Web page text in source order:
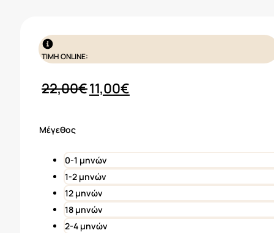
ΤΙΜΗ ONLINE:
22,00€Original
11,00€
Μέγεθος
0-1 μηνών
1-2 μηνών
12 μηνών
18 μηνών
2-4 μηνών